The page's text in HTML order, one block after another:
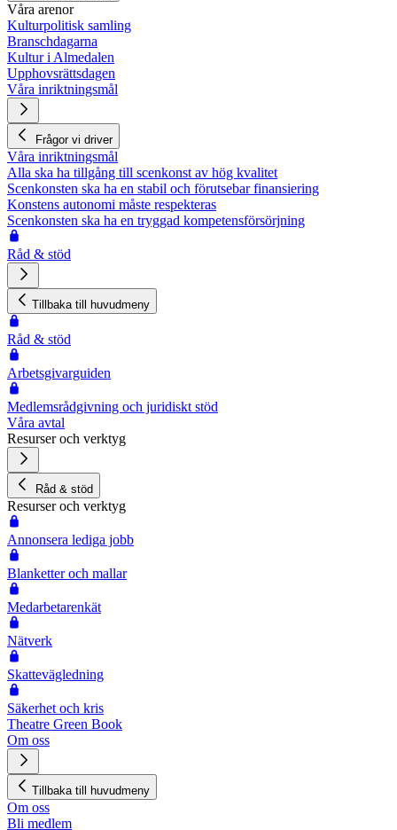
Våra arenor
Kulturpolitisk samling
Branschdagarna
Kultur i Almedalen
Upphovsrättsdagen
Våra inriktningsmål
Frågor vi driver
Våra inriktningsmål
Alla ska ha tillgång till scenkonst av hög kvalitet
Scenkonsten ska ha en stabil och förutsebar finansiering
Konstens autonomi måste respekteras
Scenkonsten ska ha en tryggad kompetensförsörjning
Råd & stöd
Tillbaka till huvudmeny
Råd & stöd
Arbetsgivarguiden
Medlemsrådgivning och juridiskt stöd
Våra avtal
Resurser och verktyg
Råd & stöd
Resurser och verktyg
Annonsera lediga jobb
Blanketter och mallar
Medarbetarenkät
Nätverk
Skattevägledning
Säkerhet och kris
Theatre Green Book
Om oss
Tillbaka till huvudmeny
Om oss
Bli medlem